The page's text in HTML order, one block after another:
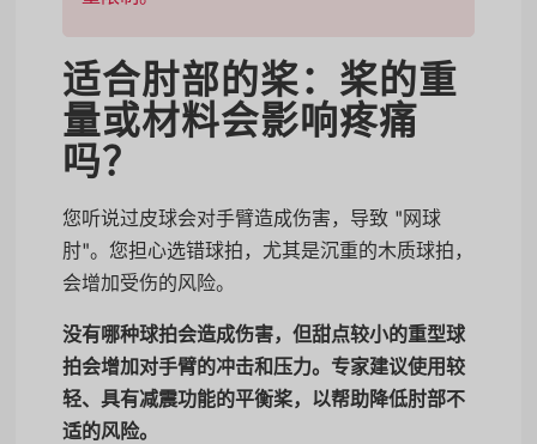
适合肘部的桨：桨的重
量或材料会影响疼痛
吗？
您听说过皮球会对手臂造成伤害，导致 "网球
肘"。您担心选错球拍，尤其是沉重的木质球拍，
会增加受伤的风险。
没有哪种球拍会造成伤害，但甜点较小的重型球
拍会增加对手臂的冲击和压力。专家建议使用较
轻、具有减震功能的平衡桨，以帮助降低肘部不
适的风险。